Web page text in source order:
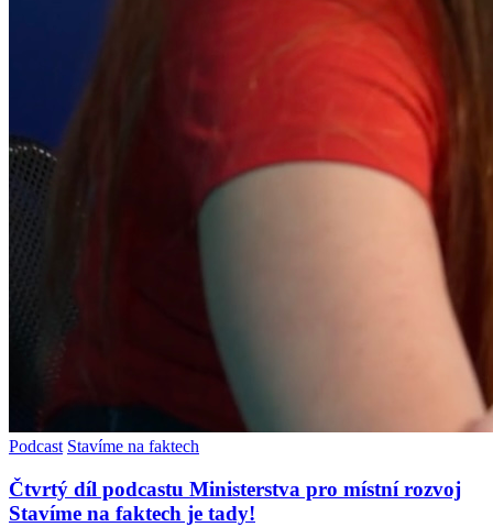
Podcast Stavíme na faktech
Čtvrtý díl podcastu Ministerstva pro místní rozvoj
Stavíme na faktech je tady!